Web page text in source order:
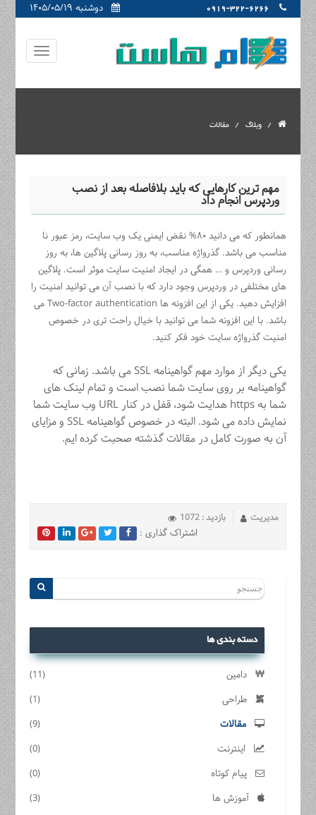
دوشنبه ۱۴۰۵/۰۵/۱۹ 0919-322-6266
وبلاگ مقالات
مهم ترین کارهایی که باید بلافاصله بعد از نصب
وردپرس انجام داد
همانطور که می دانید ۸۰% نقض ایمنی یک وب سایت، رمز عبور نا
مناسب می باشد. گذرواژه مناسب، به روز رسانی پلاگین ها، به روز
رسانی وردپرس و … همگی در ایجاد امنیت سایت موثر است. پلاگین
های مختلفی در وردپرس وجود دارد که با نصب آن می توانید امنیت را
افزایش دهید. یکی از این افزونه ها Two-factor authentication می
باشد. با این افزونه شما می توانید با خیال راحت تری در خصوص
امنیت گذرواژه سایت خود فکر کنید.
یکی دیگر از موارد مهم گواهینامه SSL می باشد. زمانی که
گواهینامه بر روی سایت شما نصب است و تمام لینک های
شما به https هدایت شود، قفل در کنار URL وب سایت شما
نمایش داده می شود. البته در خصوص گواهینامه SSL و مزایای
آن به صورت کامل در مقالات گذشته صحبت کرده ایم.
مدیریت بازدید : 1072
اشتراک گذاری :
دسته بندی ها
دامین
(11)
طراحی
(1)
مقالات
(9)
اینترنت
(0)
پیام کوتاه
(0)
آموزش ها
(3)